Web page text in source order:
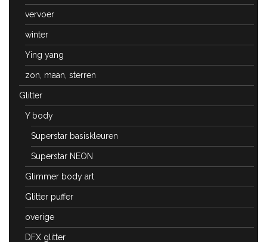
vervoer
winter
Ying yang
zon, maan, sterren
Glitter
Y body
Superstar basiskleuren
Superstar NEON
Glimmer body art
Glitter puffer
overige
DFX glitter